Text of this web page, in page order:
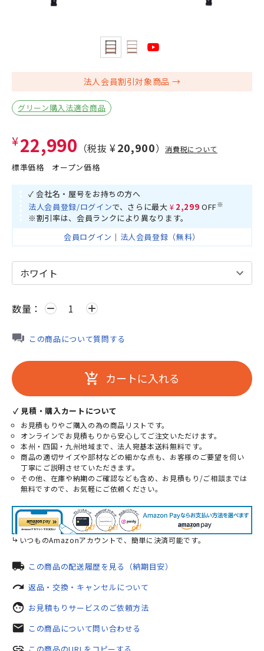
法人会員割引対象商品
グリーン購入法適合商品
¥22,990 （税抜 ¥20,900）消費税について
標準価格 オープン価格
✓ 会社名・屋号をお持ちの方へ
法人会員登録/ログインで、さらに最大 ¥2,299 OFF※
※割引率は、会員ランクにより異なります。
会員ログイン ｜ 法人会員登録（無料）
数量： remove add
この商品について質問する
add_shopping_cart カートに入れる
✓ 見積・購入カートについて
お見積もりやご購入の為の商品リストです。
オンラインでお見積もりから安心してご注文いただけます。
本州・四国・九州地域まで、法人宛基本送料無料です。
商品の適切サイズや部材などの細かな点も、お客様のご要望を伺い
丁寧にご説明させていただきます。
その他、在庫や納期のご確認なども含め、お見積もり/ご相談までは
無料ですので、お気軽にご依頼ください。
いつものAmazonアカウントで、簡単に決済可能です。
local_shipping この商品の配送履歴を見る（納期目安）
redo 返品・交換・キャンセルについて
face お見積もりサービスのご依頼方法
mail この商品について問い合わせる
この商品のURLをコピーする